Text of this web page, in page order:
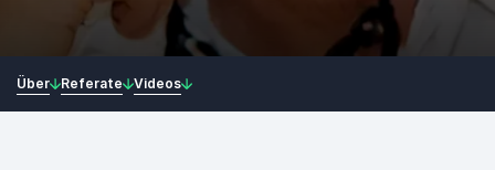
Über Referate Videos